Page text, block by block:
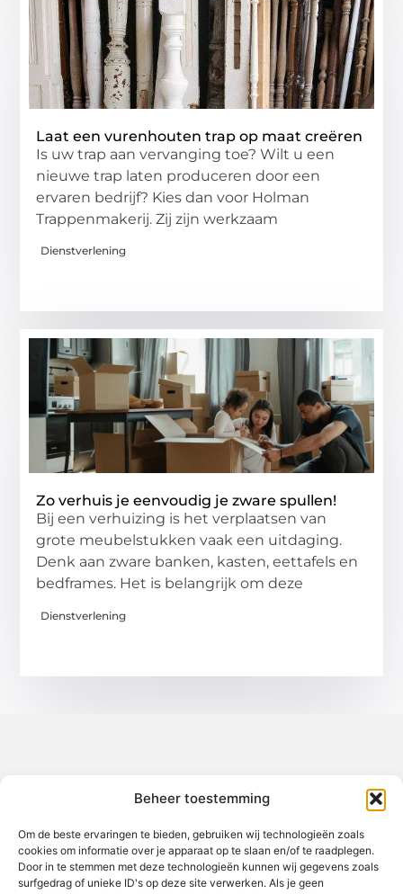
Beheer toestemming
Om de beste ervaringen te bieden, gebruiken wij technologieën zoals
cookies om informatie over je apparaat op te slaan en/of te raadplegen.
Door in te stemmen met deze technologieën kunnen wij gegevens zoals
surfgedrag of unieke ID's op deze site verwerken. Als je geen
Laat een vurenhouten trap op maat creëren
Is uw trap aan vervanging toe? Wilt u een
nieuwe trap laten produceren door een
ervaren bedrijf? Kies dan voor Holman
Trappenmakerij. Zij zijn werkzaam
Dienstverlening
Zo verhuis je eenvoudig je zware spullen!
Bij een verhuizing is het verplaatsen van
grote meubelstukken vaak een uitdaging.
Denk aan zware banken, kasten, eettafels en
bedframes. Het is belangrijk om deze
Dienstverlening
Jouw gids voor inspiratie en tips uit het dagelijks leven.
Ontdek een brede verzameling blogs en artikelen die je helpen
om het meeste uit elke dag te halen, met praktische adviezen
en verrassende inzichten.
Bericht categorie